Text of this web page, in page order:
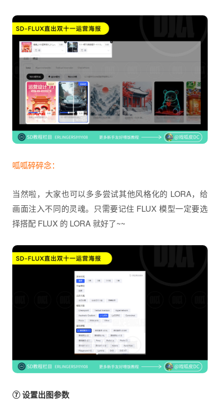
呱呱碎碎念：
当然啦，大家也可以多多尝试其他风格化的 LORA，给
画面注入不同的灵魂。只需要记住 FLUX 模型一定要选
择搭配 FLUX 的 LORA 就好了~~
⑦ 设置出图参数